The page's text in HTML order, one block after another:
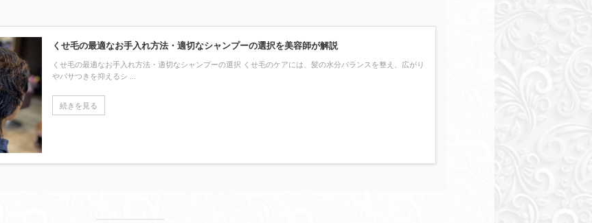
くせ毛の最適なお手入れ方法・適切なシャンプーの選択を美容師が解説
くせ毛の最適なお手入れ方法・適切なシャンプーの選択 くせ毛のケアには、髪の水分バランスを整え、広がり
やパサつきを抑えるシ ...
続きを見る